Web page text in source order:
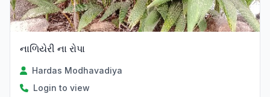
નાળિયેરી ના રોપા
Hardas Modhavadiya
Login to view